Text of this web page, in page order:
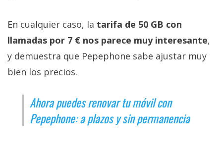
En cualquier caso, la tarifa de 50 GB con
llamadas por 7 € nos parece muy interesante,
y demuestra que Pepephone sabe ajustar muy
bien los precios.
Ahora puedes renovar tu móvil con
Pepephone: a plazos y sin permanencia